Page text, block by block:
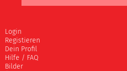
Login
Registieren
Dein Profil
Hilfe / FAQ
Bilder